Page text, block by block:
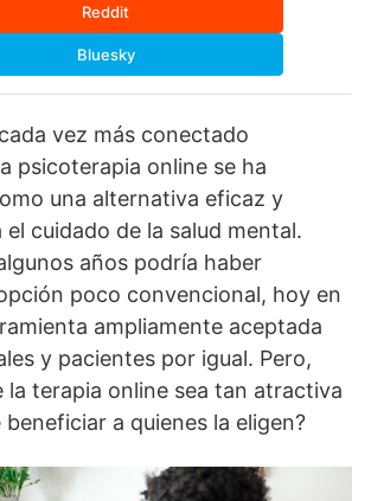
Reddit
Bluesky
vez más conectado
psicoterapia online se ha
una alternativa eficaz y
el cuidado de la salud mental.
años podría haber
poco convencional, hoy en
ampliamente aceptada
y pacientes por igual. Pero,
la terapia online sea tan atractiva
a quienes la eligen?